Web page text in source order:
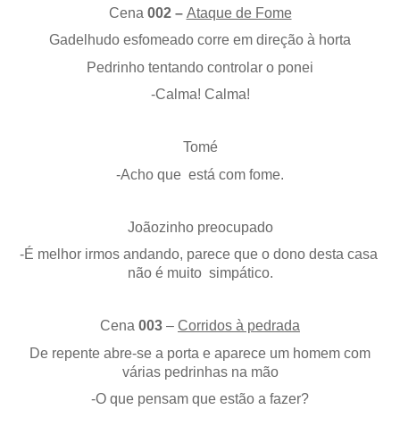
Cena 002 – Ataque de Fome
Gadelhudo esfomeado corre em direção à horta
Pedrinho tentando controlar o ponei
-Calma! Calma!
Tomé
-Acho que está com fome.
Joãozinho preocupado
-É melhor irmos andando, parece que o dono desta casa
não é muito simpático.
Cena 003 – Corridos à pedrada
De repente abre-se a porta e aparece um homem com
várias pedrinhas na mão
-O que pensam que estão a fazer?